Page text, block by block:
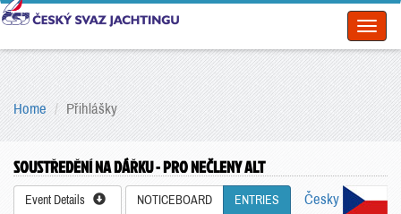
Home Přihlášky
SOUSTŘEDĚNÍ NA DÁŘKU - PRO NEČLENY ALT
Event Details NOTICEBOARD ENTRIES Česky